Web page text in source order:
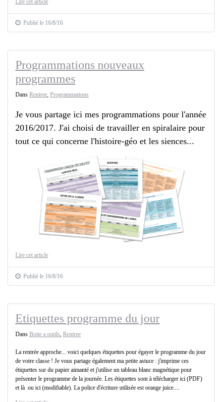
Lire cet article
Publié le 16/8/16
Programmations nouveaux
programmes
Dans Rentree, Programmations
Je vous partage ici mes programmations pour l'année
2016/2017. J'ai choisi de travailler en spiralaire pour
tout ce qui concerne l'histoire-géo et les siences...
Lire cet article
Publié le 16/8/16
Etiquettes programme du jour
Dans Boite a outils, Rentree
La rentrée approche... voici quelques étiquettes pour égayer le programme du jour
de votre classe ! Je vous partage également ma petite astuce : j'imprime ces
étiquettes sur du papier aimanté et j'utilise un tableau blanc magnétique pour
présenter le programme de la journée. Les étiquettes sont à télécharger ici (PDF)
et là ou ici (modifiable). La police d'écriture utilisée est orange juice....